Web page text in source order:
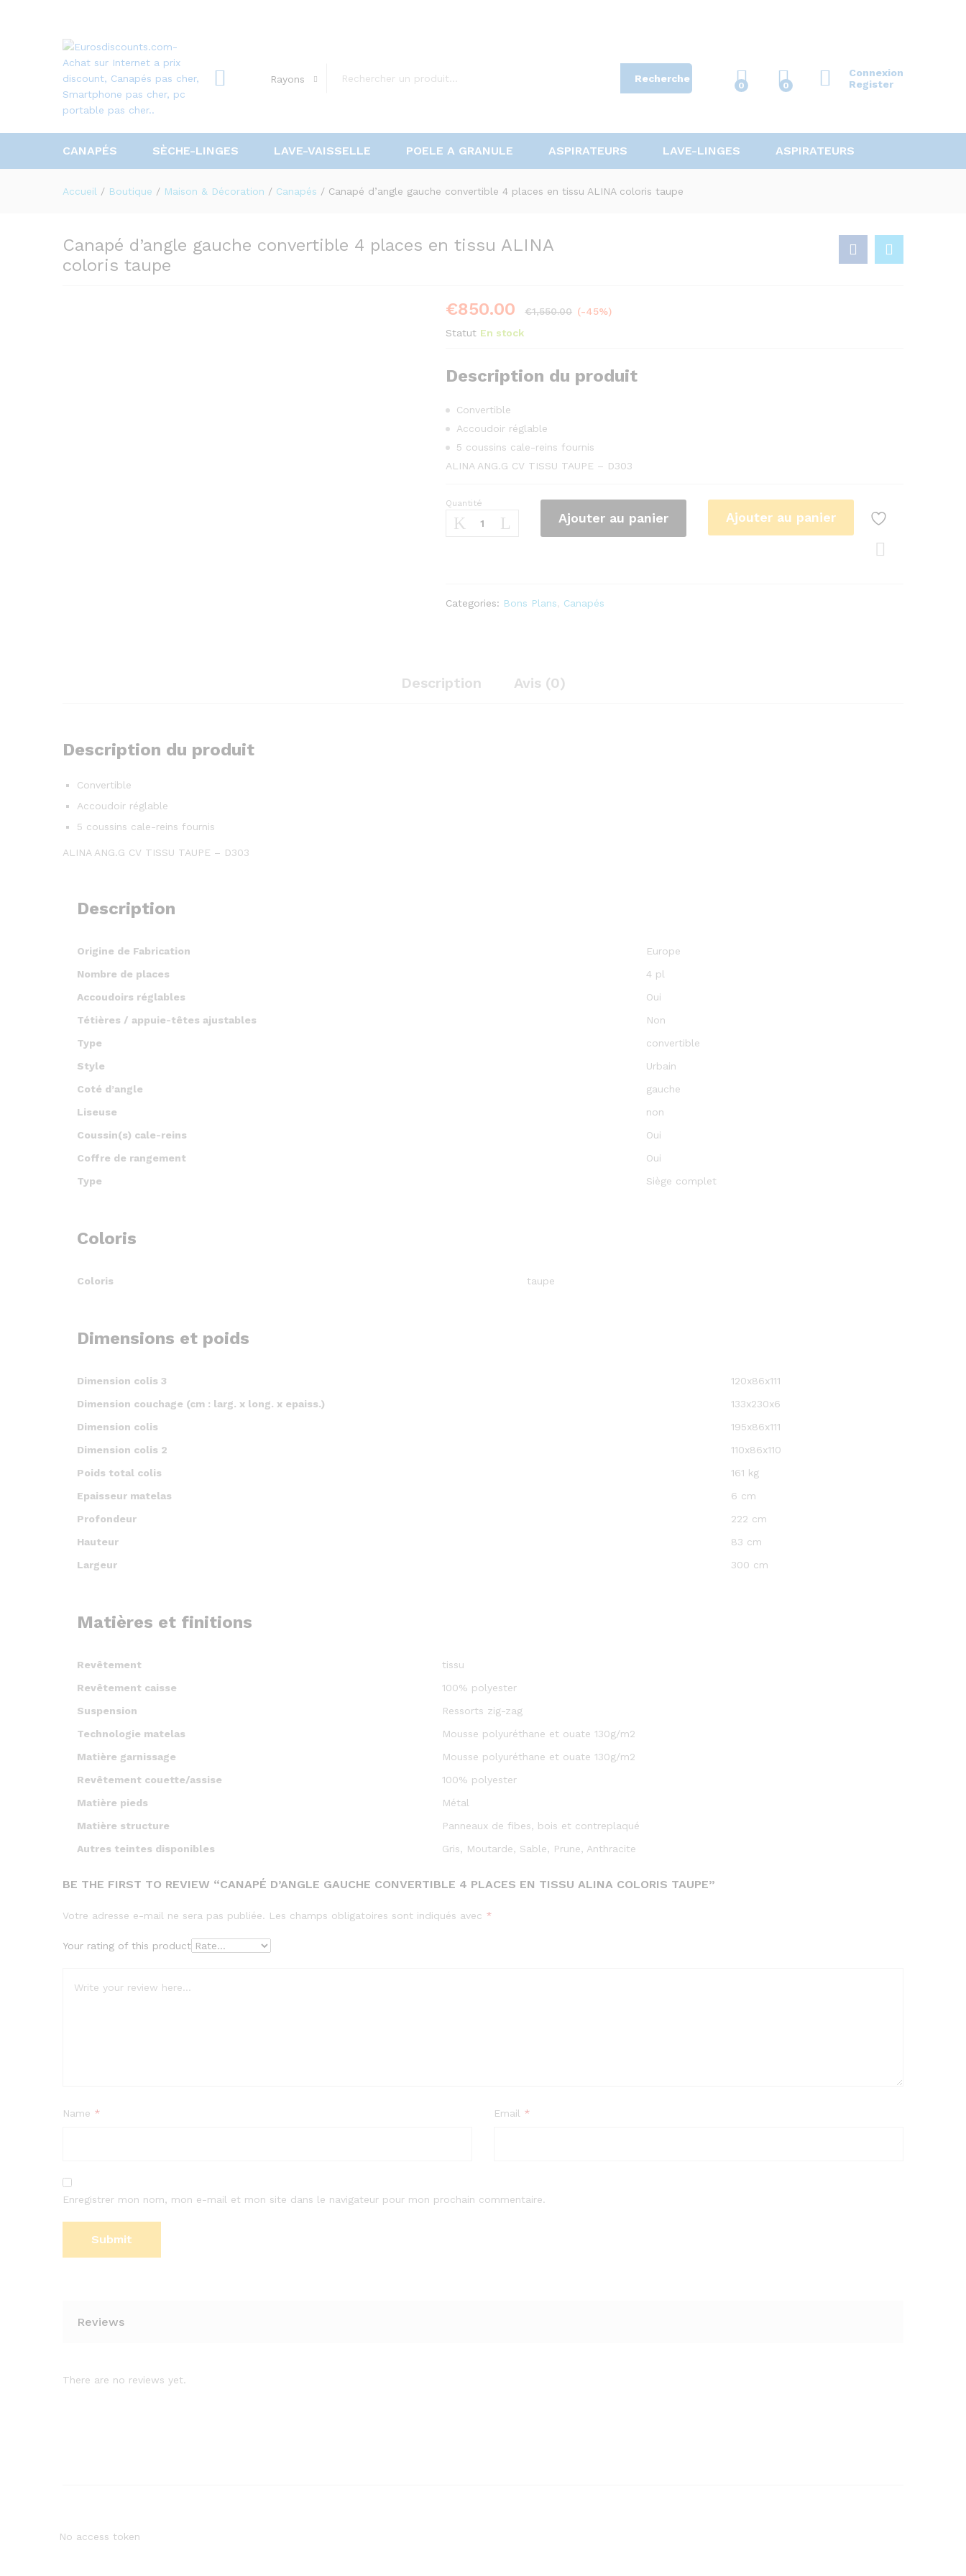
Rayons Recherche
0 0
Connexion
Register
CANAPÉS SÈCHE-LINGES LAVE-VAISSELLE POELE A GRANULE ASPIRATEURS LAVE-LINGES ASPIRATEURS
Accueil / Boutique / Maison & Décoration / Canapés / Canapé d’angle gauche convertible 4 places en tissu ALINA coloris taupe
Canapé d’angle gauche convertible 4 places en tissu ALINA
coloris taupe
€850.00 €1,550.00 (-45%)
Statut En stock
Description du produit
Convertible
Accoudoir réglable
5 coussins cale-reins fournis
ALINA ANG.G CV TISSU TAUPE – D303
Canapé
d'angle
en
quantity
Quantité
Ajouter au panier Ajouter au panier
Categories: Bons Plans Canapés
Description Avis (0)
Description du produit
Convertible
Accoudoir réglable
5 coussins cale-reins fournis
ALINA ANG.G CV TISSU TAUPE – D303
Description
Origine de Fabrication
Europe
Nombre de places
4 pl
Accoudoirs réglables
Oui
Tétières / appuie-têtes ajustables
Non
Type
convertible
Style
Urbain
Coté d’angle
gauche
Liseuse
non
Coussin(s) cale-reins
Oui
Coffre de rangement
Oui
Type
Siège complet
Coloris
Coloris taupe
Dimensions et poids
Dimension colis 3
120x86x111
Dimension couchage (cm : larg. x long. x epaiss.)
133x230x6
Dimension colis
195x86x111
Dimension colis 2
110x86x110
Poids total colis
161 kg
Epaisseur matelas
6 cm
Profondeur
222 cm
Hauteur
83 cm
Largeur
300 cm
Matières et finitions
Revêtement
tissu
Revêtement caisse
100% polyester
Suspension
Ressorts zig-zag
Technologie matelas
Mousse polyuréthane et ouate 130g/m2
Matière garnissage
Mousse polyuréthane et ouate 130g/m2
Revêtement couette/assise
100% polyester
Matière pieds
Métal
Matière structure
Panneaux de fibes, bois et contreplaqué
Autres teintes disponibles
Gris, Moutarde, Sable, Prune, Anthracite
BE THE FIRST TO REVIEW “CANAPÉ D’ANGLE GAUCHE CONVERTIBLE 4 PLACES EN TISSU ALINA COLORIS TAUPE”
Votre adresse e-mail ne sera pas publiée. Les champs obligatoires sont indiqués avec *
Your rating of this product
Name * Email *
Enregistrer mon nom, mon e-mail et mon site dans le navigateur pour mon prochain commentaire.
Reviews
There are no reviews yet.
No access token